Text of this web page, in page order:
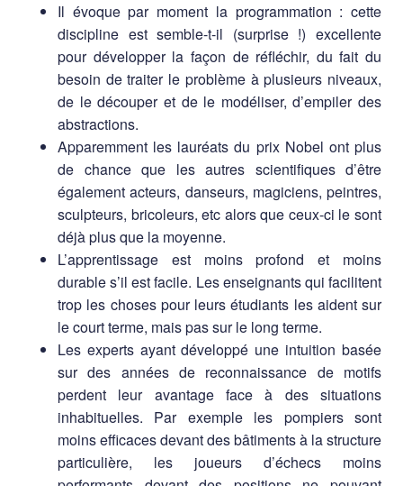
Il évoque par moment la programmation : cette
discipline est semble-t-il (surprise !) excellente
pour développer la façon de réfléchir, du fait du
besoin de traiter le problème à plusieurs niveaux,
de le découper et de le modéliser, d’empiler des
abstractions.
Apparemment les lauréats du prix Nobel ont plus
de chance que les autres scientifiques d’être
également acteurs, danseurs, magiciens, peintres,
sculpteurs, bricoleurs, etc alors que ceux-ci le sont
déjà plus que la moyenne.
L’apprentissage est moins profond et moins
durable s’il est facile. Les enseignants qui facilitent
trop les choses pour leurs étudiants les aident sur
le court terme, mais pas sur le long terme.
Les experts ayant développé une intuition basée
sur des années de reconnaissance de motifs
perdent leur avantage face à des situations
inhabituelles. Par exemple les pompiers sont
moins efficaces devant des bâtiments à la structure
particulière, les joueurs d’échecs moins